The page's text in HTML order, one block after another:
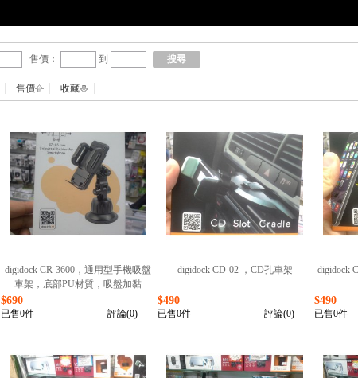
售價： 到 搜尋
售價 收藏
digidock CR-3600，通用型手機吸盤
車架，底部PU材質，吸盤加黏
$690
已售0件 評論(0)
digidock CD-02 ，CD孔車架
$490
已售0件 評論(0)
digidock
$490
已售0件